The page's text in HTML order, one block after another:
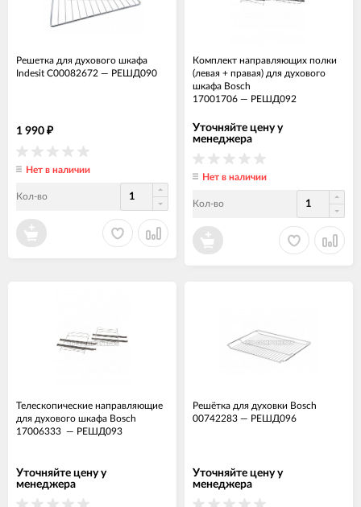
Решетка для духового шкафа
Indesit C00082672 — РЕШД090
1 990 ₽
Нет в наличии
Кол-во
Комплект направляющих полки
(левая + правая) для духового
шкафа Bosch
17001706 — РЕШД092
Уточняйте цену у
менеджера
Нет в наличии
Кол-во
Телескопические направляющие
для духового шкафа Bosch
17006333 — РЕШД093
Уточняйте цену у
менеджера
Решётка для духовки Bosch
00742283 — РЕШД096
Уточняйте цену у
менеджера